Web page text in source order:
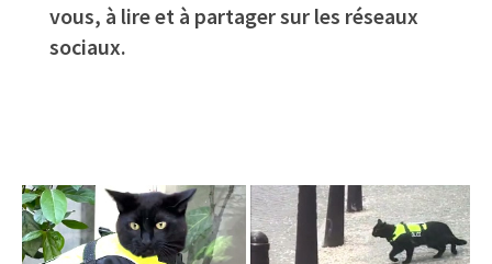
vous, à lire et à partager sur les réseaux
sociaux.